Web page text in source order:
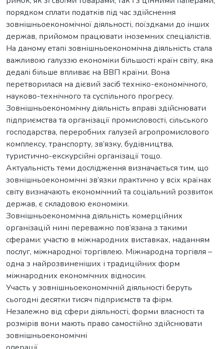
порядком сплати податків під час здійснення
зовнішньоекономічної діяльності, поїздками до інших
держав, прийомом працювати іноземних спеціалістів.
На даному етапі зовнішньоекономічна діяльність стала
важливою галуззю економіки більшості країн світу, яка
дедалі більше впливає на ВВП країни. Вона
перетворилася на дієвий засіб техніко-економічного,
науково-технічного та суспільного прогресу.
Зовнішньоекономічну діяльність вправі здійснювати
підприємства та організації промисловості, сільського
господарства, переробних галузей агропромислового
комплексу, транспорту, зв’язку, будівництва,
туристично-екскурсійні організації тощо.
Актуальність теми дослідження визначається тим, що
зовнішньоекономічні зв’язки практично у всіх країнах
світу визначають економічний та соціальний розвиток
держав, є складовою економіки.
Зовнішньоекономічна діяльність комерційних
організацій нині переважно пов’язана з такими
сферами: участю в міжнародних виставках, наданням
послуг, міжнародної торгівлею. Міжнародна торгівля –
одна з найрозвиненіших і традиційних форм
міжнародних економічних відносин.
Участь у зовнішньоекономічній діяльності беруть
сьогодні десятки тисяч підприємств та фірм.
Незалежно від сфери діяльності, форми власності та
розмірів вони мають право самостійно здійснювати
зовнішньоекономічні